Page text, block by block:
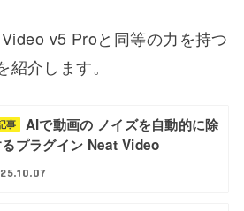
v5 Proと同等の力を持つ
介します。
事
AIで動画の ノイズを自動的に除
プラグイン Neat Video